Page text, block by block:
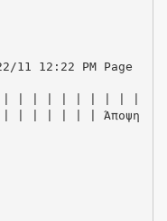
11 12:22 PM Page
| | | | | Άποψη